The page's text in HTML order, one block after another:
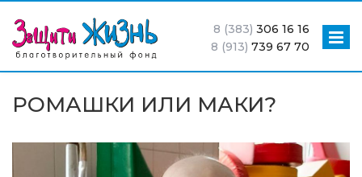
8 (383) 306 16 16
8 (913) 739 67 70
РОМАШКИ ИЛИ МАКИ?